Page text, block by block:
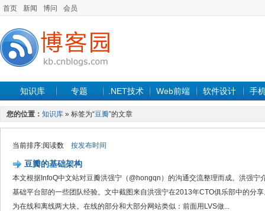
首页 新闻 博问 会员
知识库 专题 .NET技术 Web前端 软件设计 手
您的位置： 知识库 » 标签为“豆瓣”的文章
当前排序:阅读数 按发布时间
豆瓣的基础架构
本文根据InfoQ中文站对豆瓣洪强宁（@hongqn）的沟通交流整理而成。洪强宁
基础平台部的一些团队经验。文中截图来自洪强宁在2013年CTO俱乐部中的分
为在线和离线两大块。在线的部分和大部分网站类似：前面用LVS做...